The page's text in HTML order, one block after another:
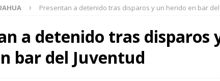
[ 7 de agosto de 2026 ] Arrestan a 6 y aseguran 100 gramos de cristal
[ 7 de agosto de 2026 ]
Clausura alcalde Marco Bonilla la Veraneada
[ 7 de agosto de 2026 ] Detienen a uno por abuso sexual y a otros 4 con
Presentan a detenido tras disparos y un herido en bar del
a detenido tras disparos
bar del Juventud